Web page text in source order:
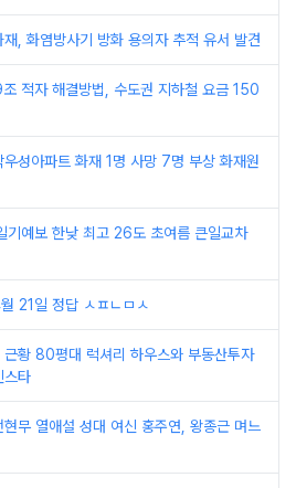
재, 화염방사기 방화 용의자 추적 유서 발견
적자 해결방법, 수도권 지하철 요금 150
성아파트 화재 1명 사망 7명 부상 화재원
기예보 한낮 최고 26도 초여름 큰일교차
21일 정답 ㅅㅍㄴㅁㅅ
근황 80평대 럭셔리 하우스와 부동산투자
스타
무 열애설 성대 여신 홍주연, 왕종근 며느